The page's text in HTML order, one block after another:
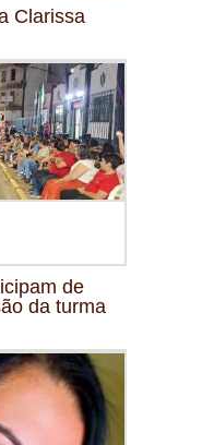
Clarissa
de
da turma